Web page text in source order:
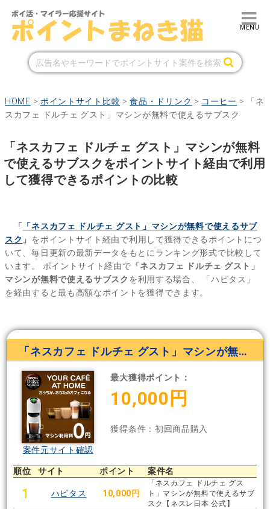
HOME > ポイントサイト比較 >食品・ドリンク > コーヒー >
「ネ
スカフェ ドルチェ グスト」マシンが無料で使えるサブスク
「ネスカフェ ドルチェ グスト」マシンが無料
で使えるサブスクをポイントサイト経由で利用
して獲得できるポイントの比較
「
「ネスカフェ ドルチェ グスト」マシンが無料で使えるサブ
スク 」 をポイントサイト経由で利用して獲得できるポイントにつ
いて、毎日更新の最新データをもとにランキング形式で比較して
います。 ポイントサイト経由で 「ネスカフェ ドルチェ グスト」
マシンが無料で使えるサブスク を利用する場合、
「ハピタス」
を経由すると最も高額なポイントを獲得できます。
「ネスカフェ ドルチェ グスト」マシンが無料で使えるサブスク
案件元サイト確認
最大獲得ポイント：
10,000円
獲得条件：初回商品購入
順位 サイト ポイント 案件名
1 ハピタス 10,000円
「ネスカフェ ドルチェ グス
ト」マシンが無料で使えるサブ
スク【ネスレ日本 公式】